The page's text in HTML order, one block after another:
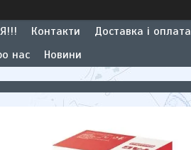
Контакти Доставка і оплата
нас Новини